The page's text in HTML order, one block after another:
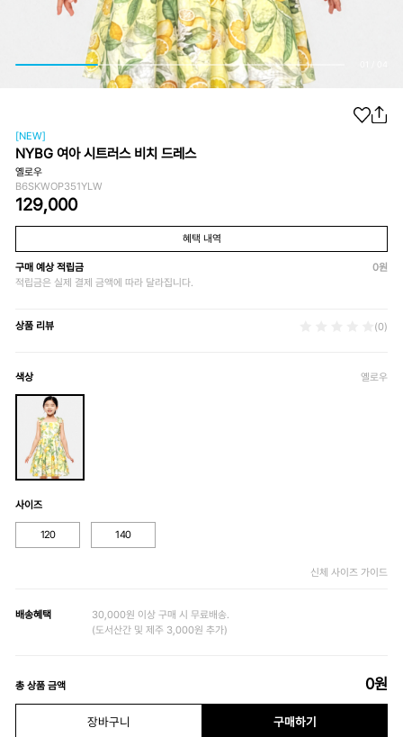
[NEW]
NYBG 여아 시트러스 비치 드레스
옐로우
B6SKWOP351YLW
129,000
혜택 내역
구매 예상 적립금 0원
적립금은 실제 결제 금액에 따라 달라집니다.
상품 리뷰 (0)
색상 옐로우
사이즈
120 140
신체 사이즈 가이드
배송혜택
30,000원 이상 구매 시 무료배송.
(도서산간 및 제주 3,000원 추가)
총 상품 금액 0원
장바구니 구매하기